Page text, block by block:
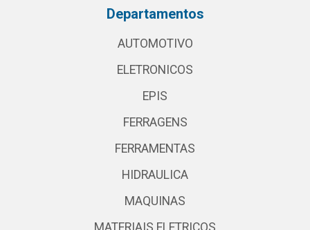
Departamentos
AUTOMOTIVO
ELETRONICOS
EPIS
FERRAGENS
FERRAMENTAS
HIDRAULICA
MAQUINAS
MATERIAIS ELETRICOS